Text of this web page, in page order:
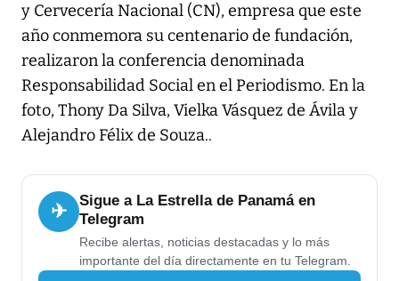
y Cervecería Nacional (CN), empresa que este
año conmemora su centenario de fundación,
realizaron la conferencia denominada
Responsabilidad Social en el Periodismo. En la
foto, Thony Da Silva, Vielka Vásquez de Ávila y
Alejandro Félix de Souza..
✈
Sigue a La Estrella de Panamá en
Telegram
Recibe alertas, noticias destacadas y lo más
importante del día directamente en tu Telegram.